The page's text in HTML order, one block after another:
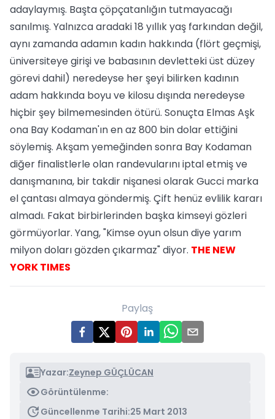
adaylaymış. Başta çöpçatanlığın tutmayacağı
sanılmış. Yalnızca aradaki 18 yıllık yaş farkından değil,
aynı zamanda adamın kadın hakkında (flört geçmişi,
üniversiteye girişi ve babasının devletteki üst düzey
görevi dahil) neredeyse her şeyi bilirken kadının
adam hakkında boyu ve kilosu dışında neredeyse
hiçbir şey bilmemesinden ötürü. Sonuçta Elmas Aşk
ona Bay Kodaman'ın en az 800 bin dolar ettiğini
söylemiş. Akşam yemeğinden sonra Bay Kodaman
diğer finalistlerle olan randevularını iptal etmiş ve
danışmanına, bir takdir nişanesi olarak Gucci marka
el çantası almaya göndermiş. Çift henüz evlilik kararı
almadı. Fakat birbirlerinden başka kimseyi gözleri
görmüyorlar. Yang, "Kimse oyun olsun diye yarım
milyon doları gözden çıkarmaz" diyor. THE NEW
YORK TIMES
Paylaş
Yazar:Zeynep GÜÇLÜCAN
Görüntülenme:
Güncellenme Tarihi:25 Mart 2013